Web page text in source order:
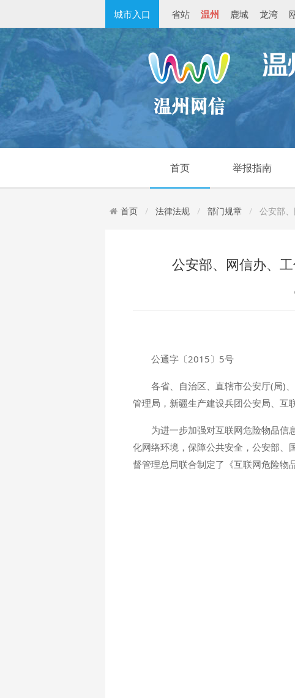
城市入口 省站 温州 鹿城 龙湾
首页 举报指南
首页 法律法规 部门规章 公安部
公安部、网信办、
公通字〔2015〕5号
各省、自治区、直辖市公安厅(局)
管理局，新疆生产建设兵团公安局、互
为进一步加强对互联网危险物品信
化网络环境，保障公共安全，公安部、
督管理总局联合制定了《互联网危险物